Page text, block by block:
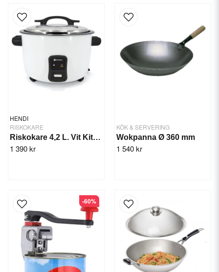
HENDI
RISKOKARE
Riskokare 4,2 L. Vit Kitchenline
1 390 kr
KÖK & SERVERING
Wokpanna Ø 360 mm
1 540 kr
-60%